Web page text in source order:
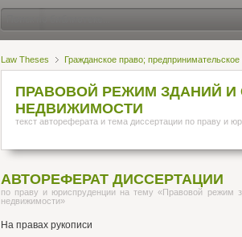
Law Theses Гражданское право;
ПРАВОВОЙ РЕЖИМ ЗДАНИЙ
НЕДВИЖИМОСТИ
текст автореферата и тема диссертации по праву и
АВТОРЕФЕРАТ ДИССЕРТАЦИИ
по праву и юриспруденции на тему «Правовой режим
недвижимости»
На правах рукописи